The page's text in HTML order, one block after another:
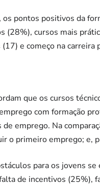
pontos positivos da
(28%), cursos mais
e começo na carreira
que os cursos
com formação
emprego. Na
o primeiro emprego; e,
para os jovens
de incentivos (25%),